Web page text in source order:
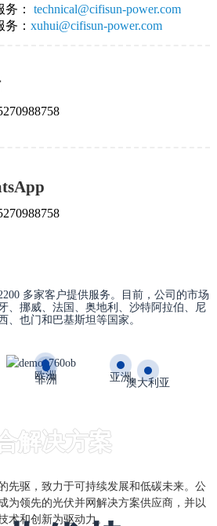
务： technical@cifisun-power.com
： xuhui@cifisun-power.com
多家客户提供服务。目前，公司的市场
、挪威、法国、奥地利、沙特阿拉伯、尼
、也门和巴基斯坦等国家。
欧洲 亚洲
非洲 澳大利亚
解决方案
先驱，致力于可持续发展和低碳未来。公
为领先的光伏并网解决方案供应商，并以
术和创新为驱动力。